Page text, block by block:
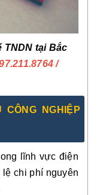
TNDN tại Bắc
/
NGHIỆP
lĩnh vực điện
chi phí nguyên